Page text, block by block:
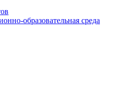
образовательная среда